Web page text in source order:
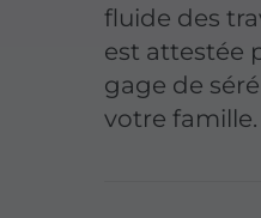
fluide des
est attestée
gage de
votre famille.